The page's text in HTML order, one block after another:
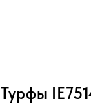
Турфы